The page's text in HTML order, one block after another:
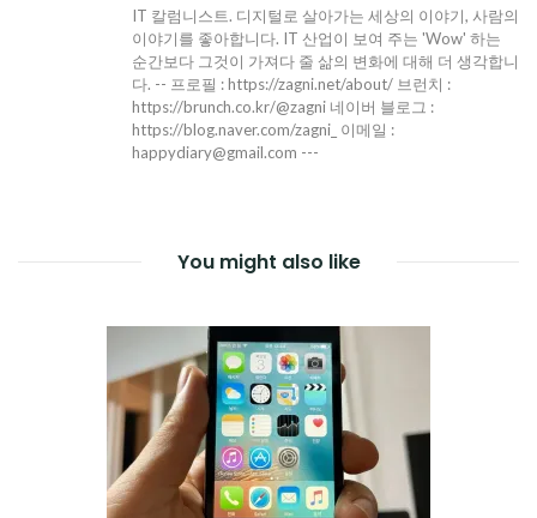
IT 칼럼니스트. 디지털로 살아가는 세상의 이야기, 사람의
이야기를 좋아합니다. IT 산업이 보여 주는 'Wow' 하는
순간보다 그것이 가져다 줄 삶의 변화에 대해 더 생각합니
다. -- 프로필 : https://zagni.net/about/ 브런치 :
https://brunch.co.kr/@zagni 네이버 블로그 :
https://blog.naver.com/zagni_ 이메일 :
happydiary@gmail.com ---
You might also like